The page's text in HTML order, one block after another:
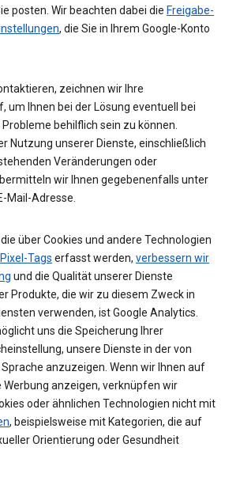
posten. Wir beachten dabei die Freigabe-
, die Sie in Ihrem Google-Konto
zeichnen wir Ihre
um Ihnen bei der Lösung eventuell bei
behilflich sein zu können.
Nutzung unserer Dienste, einschließlich
Veränderungen oder
wir Ihnen gegebenenfalls unter
Mail-Adresse.
über Cookies und andere Technologien
Pixel-Tags erfasst werden, verbessern wir
und die Qualität unserer Dienste
Produkte, die wir zu diesem Zweck in
verwenden, ist Google Analytics.
uns die Speicherung Ihrer
unsere Dienste in der von
anzuzeigen. Wenn wir Ihnen auf
anzeigen, verknüpfen wir
oder ähnlichen Technologien nicht mit
, beispielsweise mit Kategorien, die auf
Orientierung oder Gesundheit